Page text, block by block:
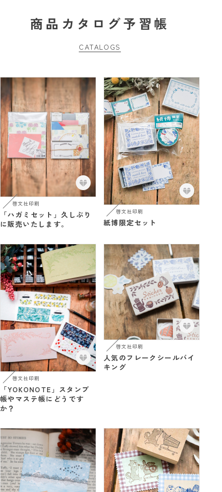
商品カタログ予習帳
CATALOGS
啓文社印刷
「ハガミセット」久しぶり
に販売いたします。
啓文社印刷
紙博限定セット
啓文社印刷
「YOKONOTE」スタンプ
帳やマステ帳にどうです
か？
啓文社印刷
人気のフレークシールバイ
キング